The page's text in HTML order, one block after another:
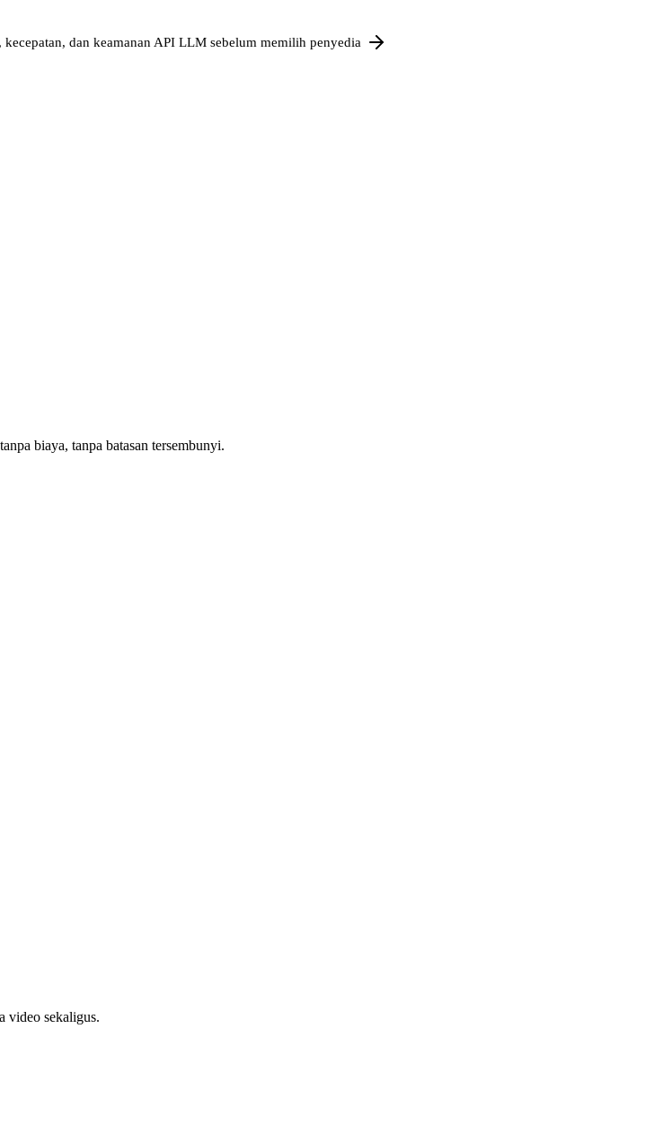
dan keamanan API LLM sebelum memilih penyedia
biaya, tanpa batasan tersembunyi.
video sekaligus.